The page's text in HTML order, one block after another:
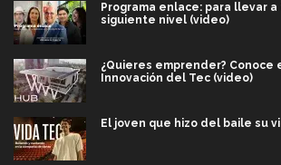
Programa enlace: para llevar
siguiente nivel (video)
¿Quieres emprender? Conoce
Innovación del Tec (video)
El joven que hizo del baile su